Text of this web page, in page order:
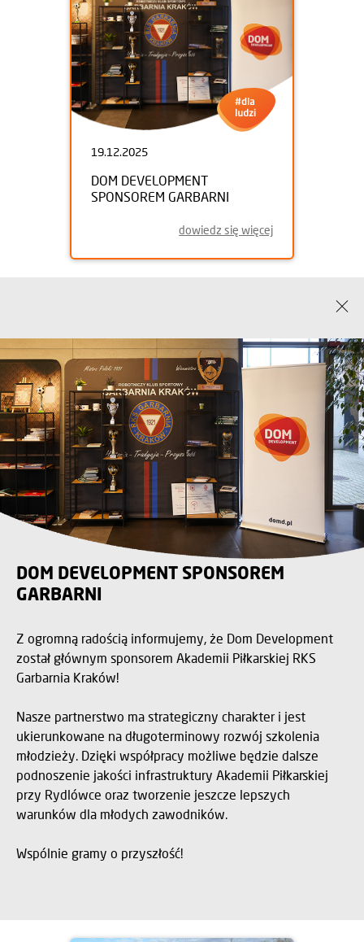
19.12.2025
DOM DEVELOPMENT
SPONSOREM GARBARNI
dowiedz się więcej
DOM DEVELOPMENT SPONSOREM
GARBARNI
Z ogromną radością informujemy, że Dom Development
został głównym sponsorem Akademii Piłkarskiej RKS
Garbarnia Kraków!
Nasze partnerstwo ma strategiczny charakter i jest
ukierunkowane na długoterminowy rozwój szkolenia
młodzieży. Dzięki współpracy możliwe będzie dalsze
podnoszenie jakości infrastruktury Akademii Piłkarskiej
przy Rydlówce oraz tworzenie jeszcze lepszych
warunków dla młodych zawodników.
Wspólnie gramy o przyszłość!